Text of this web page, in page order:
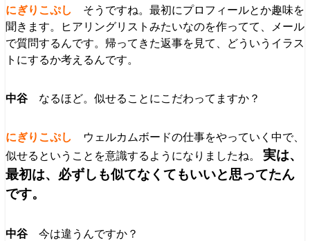
そうですね。最初にプロフィールとか趣味を
聞きます。ヒアリングリストみたいなのを作ってて、メール
で質問するんです。帰ってきた返事を見て、どういうイラス
トにするか考えるんです。
なるほど。似せることにこだわってますか？
ウェルカムボードの仕事をやっていく中で、
似せるということを意識するようになりましたね。 実は、
最初は、必ずしも似てなくてもいいと思ってたん
です。
今は違うんですか？